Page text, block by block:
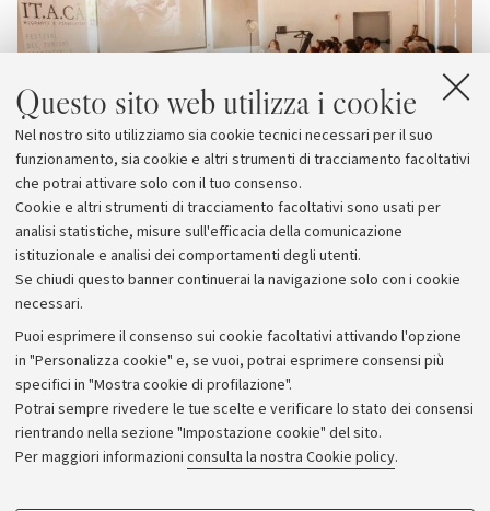
Questo sito web utilizza i cookie
Nel nostro sito utilizziamo sia cookie tecnici necessari per il suo
funzionamento, sia cookie e altri strumenti di tracciamento facoltativi
che potrai attivare solo con il tuo consenso.
Cookie e altri strumenti di tracciamento facoltativi sono usati per
analisi statistiche, misure sull'efficacia della comunicazione
istituzionale e analisi dei comportamenti degli utenti.
Se chiudi questo banner continuerai la navigazione solo con i cookie
necessari.
Puoi esprimere il consenso sui cookie facoltativi attivando l'opzione
in "Personalizza cookie" e, se vuoi, potrai esprimere consensi più
specifici in "Mostra cookie di profilazione".
Potrai sempre rivedere le tue scelte e verificare lo stato dei consensi
rientrando nella sezione "Impostazione cookie" del sito.
Per maggiori informazioni consulta la nostra Cookie policy.
Archivio
Comunicati stampa
Redazione
Rassegna stampa